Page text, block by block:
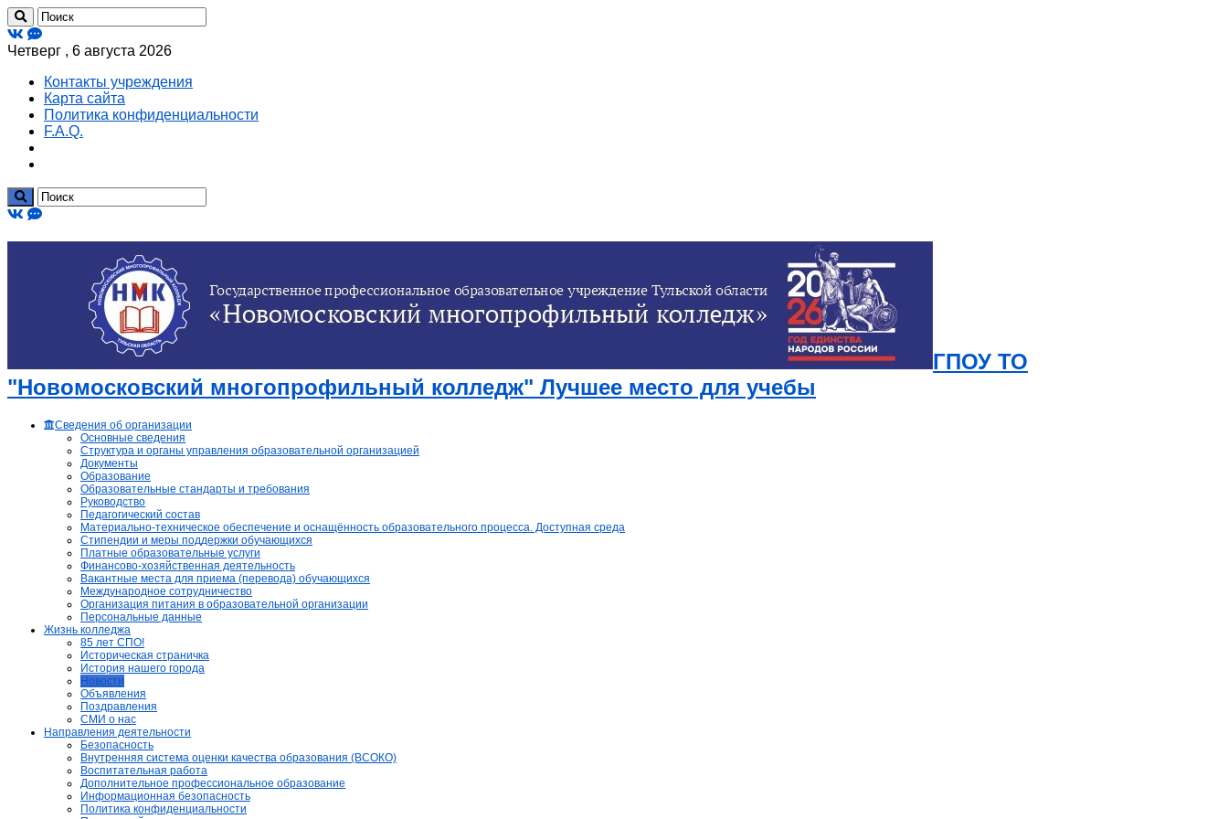
Четверг , 6 августа 2026
Контакты учреждения
Карта сайта
Политика конфиденциальности
F.A.Q.
ГПОУ ТО
"Новомосковский многопрофильный колледж" Лучшее место для учебы
Сведения об организации
Основные сведения
Структура и органы управления образовательной организацией
Документы
Образование
Образовательные стандарты и требования
Руководство
Педагогический состав
Материально-техническое обеспечение и оснащённость образовательного процесса. Доступная среда
Стипендии и меры поддержки обучающихся
Платные образовательные услуги
Финансово-хозяйственная деятельность
Вакантные места для приема (перевода) обучающихся
Международное сотрудничество
Организация питания в образовательной организации
Персональные данные
Жизнь колледжа
85 лет СПО!
Историческая страничка
История нашего города
Новости
Объявления
Поздравления
СМИ о нас
Направления деятельности
Безопасность
Внутренняя система оценки качества образования (ВСОКО)
Воспитательная работа
Дополнительное профессиональное образование
Информационная безопасность
Политика конфиденциальности